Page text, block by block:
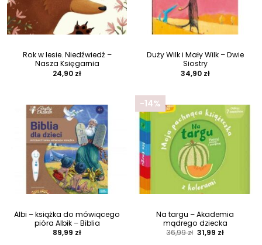
Rok w lesie. Niedźwiedź –
Nasza Księgarnia
24,90 zł
Duży Wilk i Mały Wilk – Dwie
Siostry
34,90 zł
Albi – książka do mówiącego
pióra Albik – Biblia
89,99 zł
-14%
Na targu – Akademia
mądrego dziecka
36,99zł Pierwotna
cena
31,99 złAktualna